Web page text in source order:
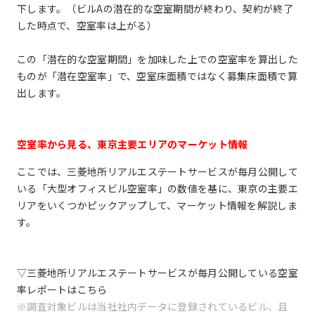
下します。（ビルAの潜在的な空室期間が終わり、契約が終了
した時点で、空室率は上がる）
この「潜在的な空室期間」を加味した上での空室率を算出した
ものが「潜在空室率」で、空室床面積ではなく募集床面積で算
出します。
空室率から見る、東京主要エリアのマーケット情報
ここでは、三菱地所リアルエステートサービスが毎月公開して
いる「大型オフィスビル空室率」の数値を基に、東京の主要エ
リアをいくつかピックアップして、マーケット情報を解説しま
す。
▽三菱地所リアルエステートサービスが毎月公開している空室
率レポートはこちら
※調査対象ビルは当社社内データに登録されているビル、且